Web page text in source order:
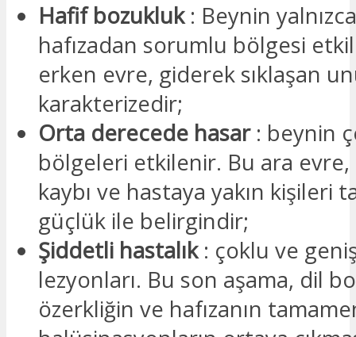
Hafif bozukluk: Beynin
hafızadan sorumlu bölgesi
erken evre, giderek sıklaşan
karakterizedir;
Orta derecede hasar : beynin
bölgeleri etkilenir. Bu ara evre,
kaybı ve hastaya yakın kişileri
güçlük ile belirgindir;
Şiddetli hastalık: çoklu ve
lezyonları. Bu son aşama, dil
özerkliğin ve hafızanın